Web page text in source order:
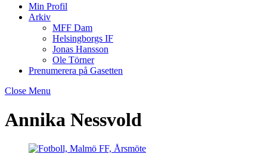
Min Profil
Arkiv
MFF Dam
Helsingborgs IF
Jonas Hansson
Ole Törner
Prenumerera på Gasetten
Close Menu
Annika Nessvold